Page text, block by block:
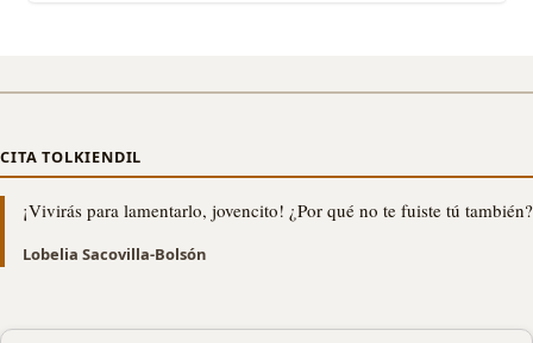
CITA TOLKIENDIL
¡Vivirás para lamentarlo, jovencito! ¿Por qué no te fuiste tú también?
Lobelia Sacovilla-Bolsón